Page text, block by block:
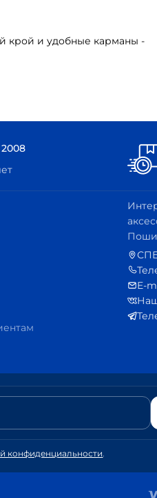
крой и удобные карманы -
E-
конфиденциальности.